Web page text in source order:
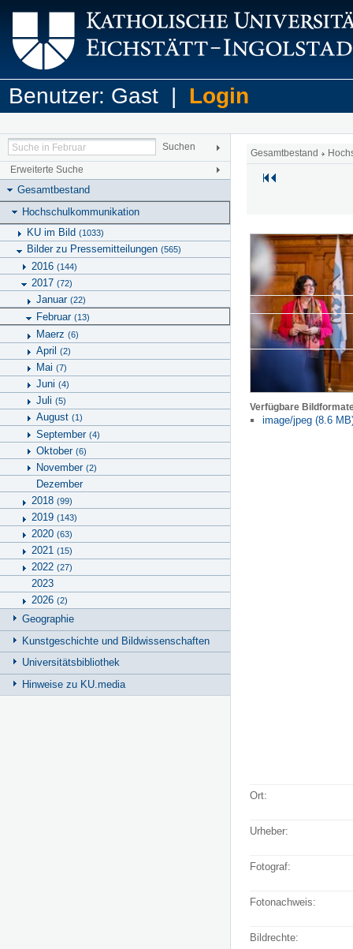
Benutzer: Gast | Login
Erweiterte Suche
Gesamtbestand
Hochschulkommunikation
KU im Bild (1033)
Bilder zu Pressemitteilungen (565)
2016 (144)
2017 (72)
Januar (22)
Februar (13)
Maerz (6)
April (2)
Mai (7)
Juni (4)
Juli (5)
August (1)
September (4)
Oktober (6)
November (2)
Dezember
2018 (99)
2019 (143)
2020 (63)
2021 (15)
2022 (27)
2023
2026 (2)
Geographie
Kunstgeschichte und Bildwissenschaften
Universitätsbibliothek
Hinweise zu KU.media
Gesamtbestand
Verfügbare
image/jpeg (8.6
Ort:
Urheber:
Fotograf:
Fotonachweis:
Bildrechte: